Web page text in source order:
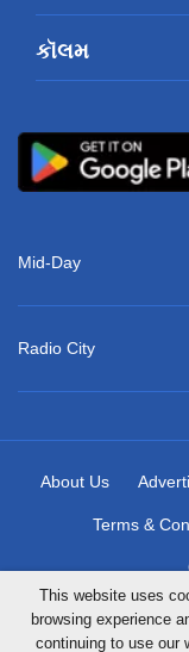
કૉલમ
Mid-Day
Radio City
About Us
Terms &
This website uses
browsing experience
continuing to use our